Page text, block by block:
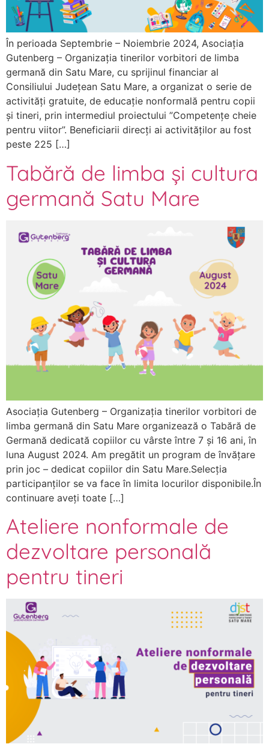
În perioada Septembrie – Noiembrie 2024, Asociația
Gutenberg – Organizația tinerilor vorbitori de limba
germană din Satu Mare, cu sprijinul financiar al
Consiliului Județean Satu Mare, a organizat o serie de
activități gratuite, de educație nonformală pentru copii
și tineri, prin intermediul proiectului ”Competențe cheie
pentru viitor”. Beneficiarii direcți ai activităților au fost
peste 225 […]
Tabără de limba și cultura
germană Satu Mare
Asociația Gutenberg – Organizația tinerilor vorbitori de
limba germană din Satu Mare organizează o Tabără de
Germană dedicată copiilor cu vârste între 7 și 16 ani, în
luna August 2024. Am pregătit un program de învățare
prin joc – dedicat copiilor din Satu Mare.Selecția
participanților se va face în limita locurilor disponibile.În
continuare aveți toate […]
Ateliere nonformale de
dezvoltare personală
pentru tineri